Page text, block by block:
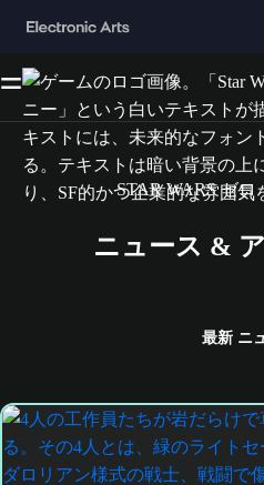
STAR WARS ゼ
ニュース &
最新 ニ